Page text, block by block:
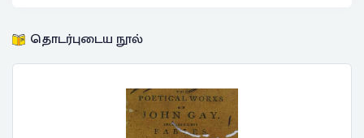
தொடர்புடைய நூல்